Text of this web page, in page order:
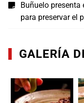
Buñuelo
para preservar el
GALERÍA